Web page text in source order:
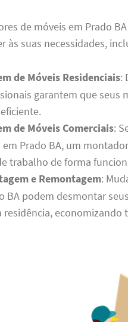
de móveis em Prado
às suas necessidades,
de Móveis Residenciais:
garantem que seus
de Móveis Comerciais:
Prado BA, um
trabalho de forma
e Remontagem:
BA podem desmontar
residência, economizando